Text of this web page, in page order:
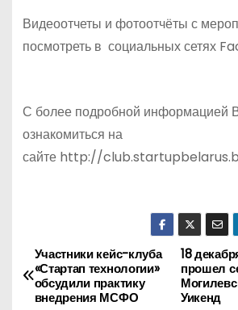
Видеоотчеты и фотоотчёты с
посмотреть в социальных сетях
С более подробной информацией
ознакомиться на
сайте http://
Н
а
18
прошел
Уикенд
Участники кейс-клуба
«Стартап технологии»
обсудили практику
внедрения МСФО